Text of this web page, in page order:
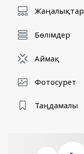
Жаңалықтар
Бөлімдер
Аймақ
Фотосурет
Таңдамалы